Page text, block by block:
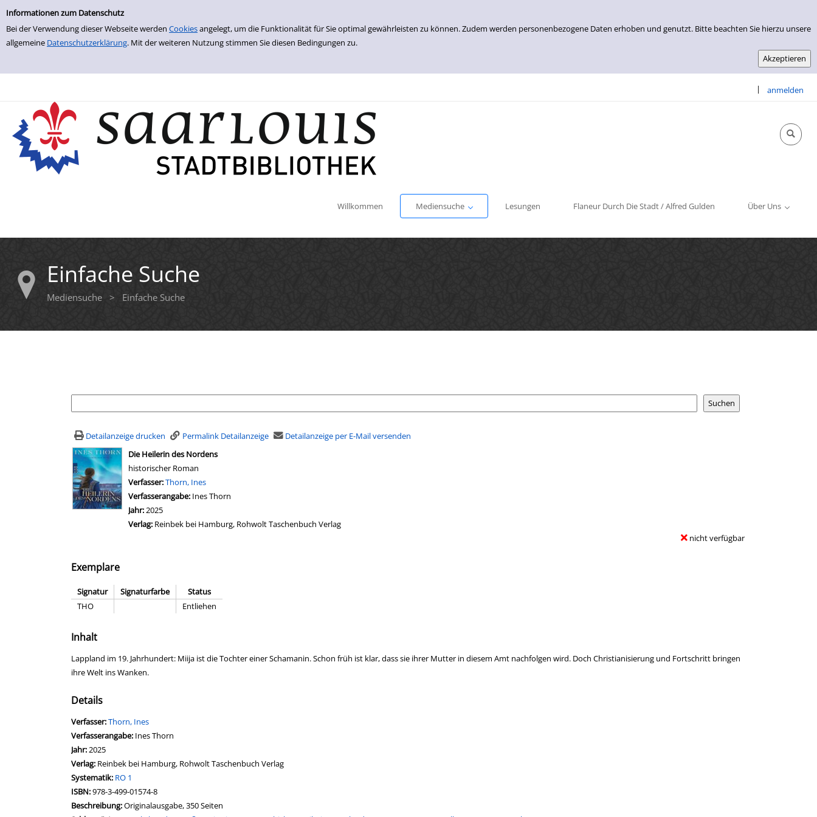
Einfache Suche
Informationen zum Datenschutz
Bei der Verwendung dieser Webseite werden Cookiesangelegt, um die Funktionalität für Sie optimal gewährleisten zu können. Zudem werden personenbezogene Daten erhoben und genutzt. Bitte beachten Sie hierzu unsere
allgemeine Datenschutzerklärung. Mit der weiteren Nutzung stimmen Sie diesen Bedingungen zu.
Zur Detailanzeige springen
| anmelden
Willkommen
Mediensuche
Lesungen Flaneur Durch Die Stadt / Alfred Gulden
Über Uns
Einfache Suche
Mediensuche > Einfache Suche
Detailanzeige drucken Permalink Detailanzeige
Detailanzeige per E-Mail versenden
wird in neuem Tab geöffnet
Die Heilerin des Nordens
historischer Roman
Verfasser:Suche nach diesem Verfasser
Thorn, Ines
Verfasserangabe: Ines Thorn
Jahr:2025
Verlag: Reinbek bei Hamburg, Rohwolt Taschenbuch Verlag
nicht verfügbar
Exemplare
Signatur Signaturfarbe
Status
THO
Entliehen
Inhalt
Lappland im 19. Jahrhundert: Miija ist die Tochter einer Schamanin. Schon früh ist klar, dass sie ihrer Mutter in diesem Amt nachfolgen wird. Doch Christianisierung und Fortschritt bringen
ihre Welt ins Wanken.
Details
Verfasser:Suche nach diesem Verfasser
Thorn, Ines
Verfasserangabe: Ines Thorn
Jahr:2025
Verlag: Reinbek bei Hamburg, Rohwolt Taschenbuch Verlag
opens in new tab
Diesen Link in neuem Tab öffnen
Systematik: Suche nach dieser Systematik
RO 1
Suche nach diesem Interessenskreis
ISBN:978-3-499-01574-8
Beschreibung:Originalausgabe, 350 Seiten